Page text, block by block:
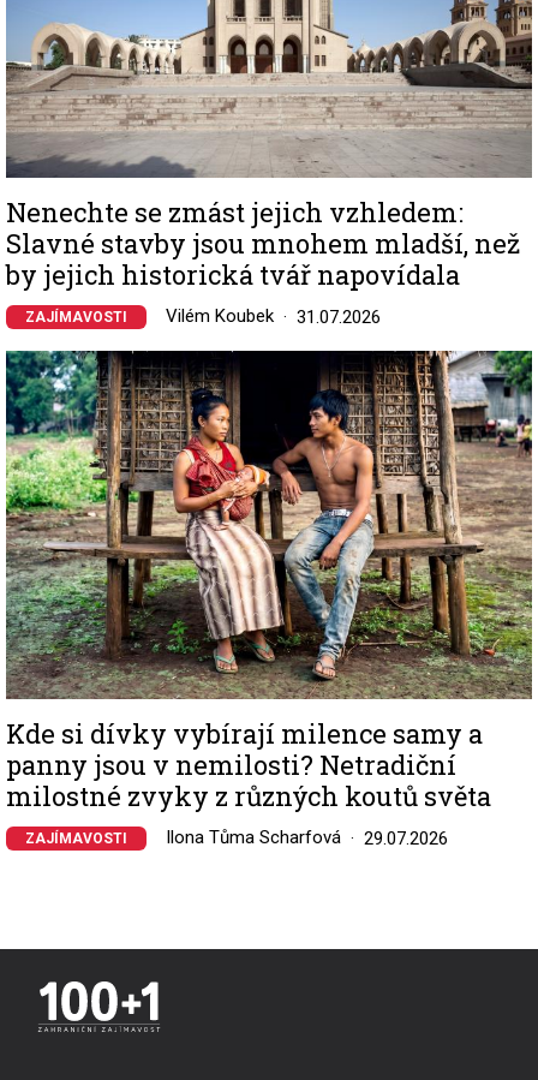
Nenechte se zmást jejich vzhledem:
Slavné stavby jsou mnohem mladší, než
by jejich historická tvář napovídala
ZAJÍMAVOSTI Vilém Koubek 31.07.2026
Image
Kde si dívky vybírají milence samy a
panny jsou v nemilosti? Netradiční
milostné zvyky z různých koutů světa
ZAJÍMAVOSTI Ilona Tůma Scharfová 29.07.2026